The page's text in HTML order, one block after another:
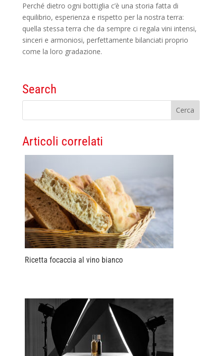
Perché dietro ogni bottiglia c’è una storia fatta di
equilibrio, esperienza e rispetto per la nostra terra:
quella stessa terra che da sempre ci regala vini intensi,
sinceri e armoniosi, perfettamente bilanciati proprio
come la loro gradazione.
Search
Articoli correlati
Ricetta focaccia al vino bianco